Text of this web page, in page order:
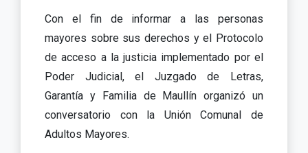
Con el fin de informar a las personas
mayores sobre sus derechos y el Protocolo
de acceso a la justicia implementado por el
Poder Judicial, el Juzgado de Letras,
Garantía y Familia de Maullín organizó un
conversatorio con la Unión Comunal de
Adultos Mayores.